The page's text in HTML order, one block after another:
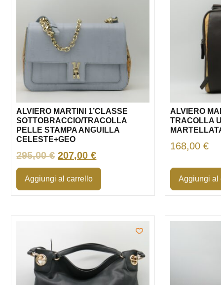
ALVIERO MARTINI 1’CLASSE
SOTTOBRACCIO/TRACOLLA
PELLE STAMPA ANGUILLA
CELESTE+GEO
295,00€ 207,00€
Aggiungi al carrello
ALVIERO
TRACOLLA
168,00€
Aggiungi al